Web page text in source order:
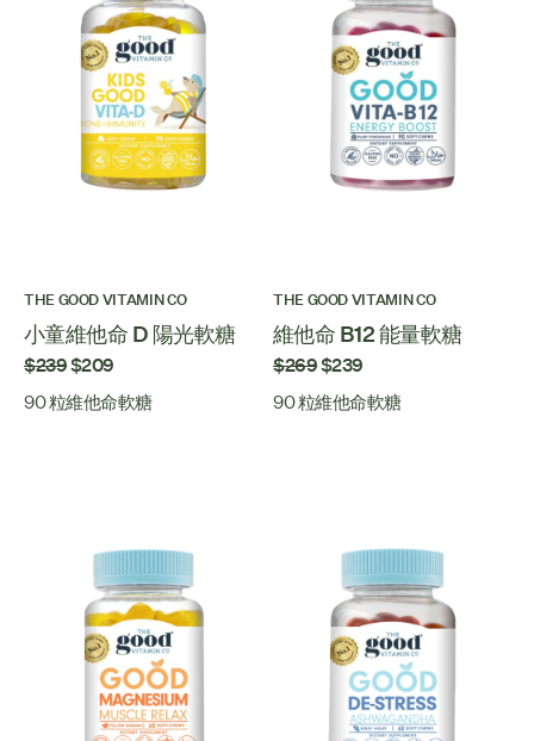
THE GOOD VITAMIN CO
小童維他命 D 陽光軟糖
$239$209
90 粒維他命軟糖
THE GOOD VITAMIN CO
維他命 B12 能量軟糖
$269$239
90 粒維他命軟糖